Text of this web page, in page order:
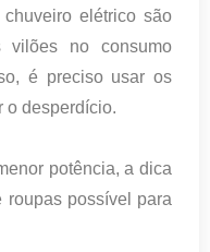
elétrico são
vilões no consumo
é preciso usar os
o desperdício.
potência, a dica
roupas possível para